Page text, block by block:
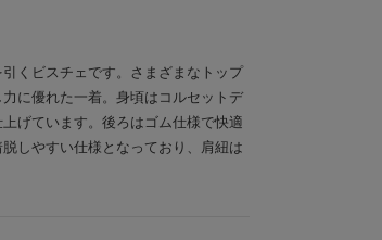
くビスチェです。さまざまなトップ
に優れた一着。身頃はコルセットデ
げています。後ろはゴム仕様で快適
しやすい仕様となっており、肩紐は